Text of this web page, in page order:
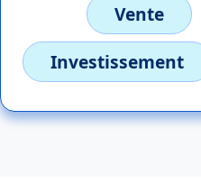
Vente
Investissement